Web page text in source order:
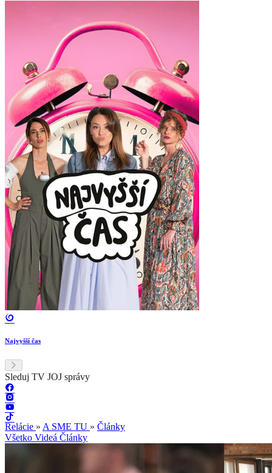
Najvyšší čas
Sleduj TV JOJ správy
Relácie » A SME TU » Články
Všetko Videá Články